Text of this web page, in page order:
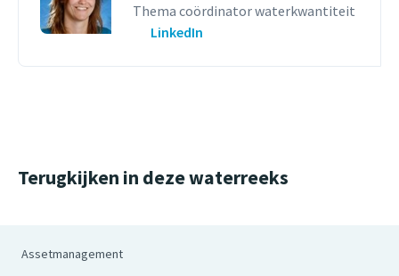
Thema coördinator waterkwantiteit
LinkedIn
Terugkijken in deze waterreeks
Assetmanagement